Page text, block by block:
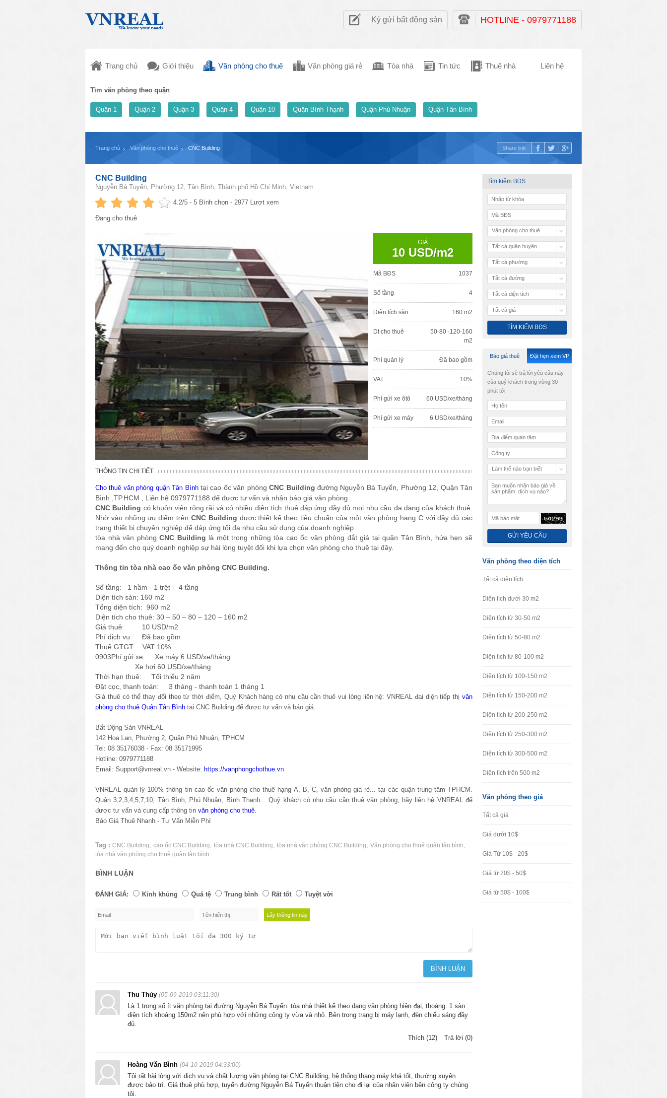
Ký gửi bất động sản HOTLINE - 0979771188
Trang chủ Giới thiệu Văn phòng cho thuê Văn phòng giá rẻ Tòa nhà Tin tức Thuê nhà Liên hệ
Tìm văn phòng theo quận
Quận 1 Quận 2 Quận 3 Quận 4 Quận 10 Quận Bình Thạnh Quận Phú Nhuận Quận Tân Bình
Trang chủ Văn phòng cho thuê CNC Building Share link
CNC Building
Nguyễn Bá Tuyển, Phường 12, Tân Bình, Thành phố Hồ Chí Minh, Vietnam
4.2/5 - 5 Bình chọn - 2977 Lượt xem
Đang cho thuê
GIÁ
10 USD/m2
Mã BĐS 1037
Số tầng 4
Diện tích sàn 160 m2
Dt cho thuê
50-80 -120-160
m2
Phí quản lý Đã bao gồm
VAT 10%
Phí gửi xe ôtô 60 USD/xe/tháng
Phí gửi xe máy 6 USD/xe/tháng
THÔNG TIN CHI TIẾT
Cho thuê văn phòng quận Tân Bình tại cao ốc văn phòngCNC Building đường Nguyễn Bá Tuyển, Phường 12, Quận Tân
Bình ,TP.HCM , Liên hệ 0979771188 để được tư vấn và nhận báo giá văn phòng .
CNC Building có khuôn viên rộng rãi và có nhiều diện tích thuê đáp ứng đầy đủ mọi nhu cầu đa dạng của khách thuê.
Nhờ vào những ưu điểm trên CNC Building được thiết kế theo tiêu chuẩn của một văn phòng hạng C với đầy đủ các
trang thiết bị chuyên nghiệp để đáp ứng tối đa nhu cầu sử dụng của doanh nghiệp .
tòa nhà văn phòngCNC Building là một trong những tòa cao ốc văn phòng đắt giá tại quận Tân Bình, hứa hẹn sẽ
mang đến cho quý doanh nghiệp sự hài lòng tuyệt đối khi lựa chọn văn phòng cho thuê tại đây.
Thông tin tòa nhà cao ốc văn phòng CNC Building.
Số tầng: 1 hầm - 1 trệt - 4 tầng
Diện tích sàn: 160 m2
Tổng diện tích: 960 m2
Diện tích cho thuê: 30 – 50 – 80 – 120 – 160 m2
Giá thuê: 10 USD/m2
Phí dịch vụ: Đã bao gồm
Thuế GTGT: VAT 10%
0903Phí gửi xe: Xe máy 6 USD/xe/tháng
Xe hơi 60 USD/xe/tháng
Thời hạn thuê: Tối thiểu 2 năm
Đặt cọc, thanh toán: 3 tháng - thanh toán 1 tháng 1
Giá thuê có thể thay đổi theo từ thời điểm, Quý Khách hàng có nhu cầu cần thuê vui lòng liên hệ: VNREAL đại diện tiếp thị văn
phòng cho thuê Quận Tân Bình tại CNC Building để được tư vấn và báo giá.
Bất Động Sản VNREAL
142 Hoa Lan, Phường 2, Quận Phú Nhuận, TPHCM
Tel: 08 35176038 - Fax: 08 35171995
Hotline: 0979771188
Email: Support@vnreal.vn - Website: https://vanphongchothue.vn
VNREAL quản lý 100% thông tin cao ốc văn phòng cho thuê hạng A, B, C, văn phòng giá rẻ... tại các quận trung tâm TPHCM.
Quận 3,2,3,4,5,7,10, Tân Bình, Phú Nhuận, Bình Thạnh... Quý khách có nhu cầu cần thuê văn phòng, hãy liên hệ VNREAL để
được tư vấn và cung cấp thông tin văn phòng cho thuê
Báo Giá Thuê Nhanh - Tư Vấn Miễn Phí
Tag : CNC Building cao ốc CNC Building tòa nhà CNC Building tòa nhà văn phòng CNC Building Văn phòng cho thuê quận tân bình
tòa nhà văn phòng cho thuê quận tân bình
BÌNH LUẬN
ĐÁNH GIÁ: Kinh khủng Quá tệ Trung bình Rất tốt Tuyệt vời
Thu Thủy (05-09-2019 03:11:30)
Là 1 trong số ít văn phòng tại đường Nguyễn Bá Tuyển. tòa nhà thiết kế theo dạng văn phòng hiện đại, thoáng. 1 sàn
diện tích khoảng 150m2 nên phù hợp với những công ty vừa và nhỏ. Bên trong trang bị máy lạnh, đèn chiếu sáng đầy
đủ.
Thích (12)
Trả lời (0)
Hoàng Văn Bình (04-10-2019 04:33:00)
Tôi rất hài lòng với dịch vụ và chất lượng văn phòng tại CNC Building, hệ thống thang máy khá tốt, thường xuyên
được bảo trì. Giá thuê phù hợp, tuyến đường Nguyễn Bá Tuyển thuận tiện cho đi lại của nhân viên bên công ty chúng
tôi.
Tìm kiếm BĐS
Văn phòng cho thuê
Tất cả quận huyện
Tất cả phường
Tất cả đường
Tất cả diện tích
Tất cả giá
Báo giá thuê Đặt hẹn xem VP
Chúng tôi sẽ trả lời yêu cầu này
của quý khách trong vòng 30
phút tới
Làm thế nào bạn biết
Văn phòng theo diện tích
Tất cả diện tích
Diện tích dưới 30 m2
Diện tích từ 30-50 m2
Diện tích từ 50-80 m2
Diện tích từ 80-100 m2
Diện tích từ 100-150 m2
Diện tích từ 150-200 m2
Diện tích từ 200-250 m2
Diện tích từ 250-300 m2
Diện tích từ 300-500 m2
Diện tích trên 500 m2
Văn phòng theo giá
Tất cả giá
Giá dưới 10$
Giá Từ 10$ - 20$
Giá từ 20$ - 50$
Giá từ 50$ - 100$